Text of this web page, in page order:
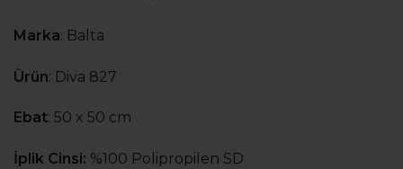
Marka: Balta
Ürün: Diva 827
Ebat: 50 x 50 cm
İplik Cinsi: %100 Polipropilen SD